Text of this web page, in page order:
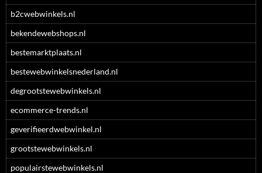
b2cwebwinkels.nl
bekendewebshops.nl
bestemarktplaats.nl
bestewebwinkelsnederland.nl
degrootstewebwinkels.nl
ecommerce-trends.nl
geverifieerdwebwinkel.nl
grootstewebwinkels.nl
populairstewebwinkels.nl